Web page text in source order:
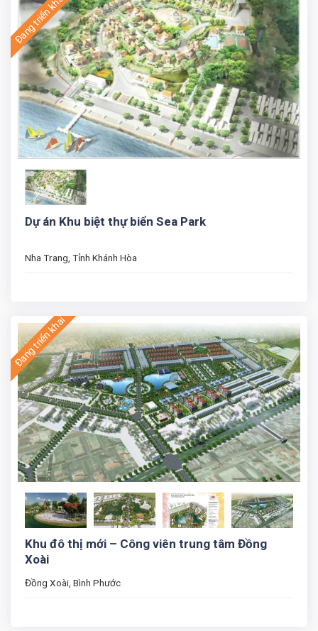
Đang triển khai
Dự án Khu biệt thự biển Sea Park
Nha Trang, Tỉnh Khánh Hòa
Đang triển khai
Khu đô thị mới – Công viên trung tâm Đồng
Xoài
Đồng Xoài, Bình Phước